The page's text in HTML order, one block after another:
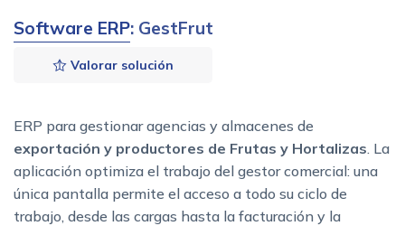
Software ERP: GestFrut
Valorar solución
ERP para gestionar agencias y almacenes de
exportación y productores de Frutas y Hortalizas. La
aplicación optimiza el trabajo del gestor comercial: una
única pantalla permite el acceso a todo su ciclo de
trabajo, desde las cargas hasta la facturación y la